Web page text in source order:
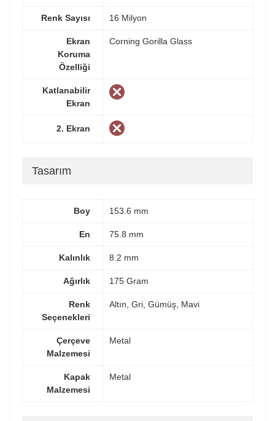
Renk Sayısı 16 Milyon
Ekran
Koruma
Özelliği
Corning Gorilla Glass
Katlanabilir
Ekran
2. Ekran
Tasarım
Boy 153.6 mm
En 75.8 mm
Kalınlık 8.2 mm
Ağırlık 175 Gram
Renk
Seçenekleri
Altın, Gri, Gümüş, Mavi
Çerçeve
Malzemesi
Metal
Kapak
Malzemesi
Metal